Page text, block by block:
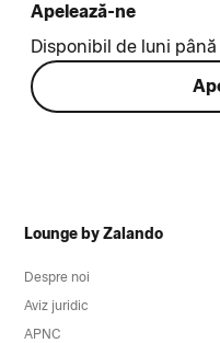
Apelează-ne
Disponibil de luni
Lounge by Zalando
Despre noi
Aviz juridic
APNC